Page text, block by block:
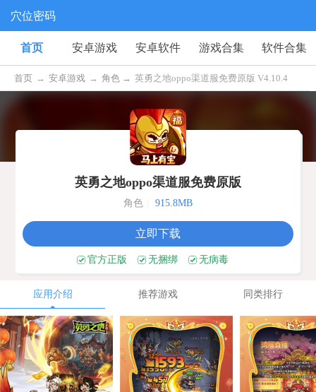
穴位密码
首页 安卓游戏 安卓软件 游戏合集 软件合集
首页 → 安卓游戏 → 角色 → 英勇之地oppo渠道服免费原版 V4.10.4
英勇之地oppo渠道服免费原版
角色 915.8MB
立即下载
官方正版 无捆绑 无病毒
应用介绍 推荐游戏 同类排行